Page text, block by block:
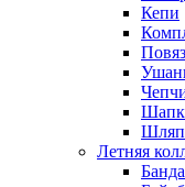
Кепи
Летняя